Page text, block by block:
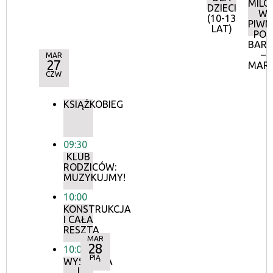
DZIECI
(10-13
LAT)
W
POD
–
MAR
27
CZW
KSIĄŻKOBIEG
09:30
KLUB
RODZICÓW:
MUZYKUJMY!
10:00
KONSTRUKCJA
I CAŁA
RESZTA
10:00
WYSTAWA
MAR
28
PIĄ